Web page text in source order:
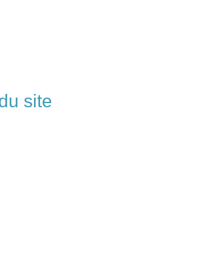
site